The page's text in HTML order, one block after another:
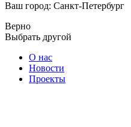
Ваш город: Санкт-Петербург
Верно
Выбрать другой
О нас
Новости
Проекты